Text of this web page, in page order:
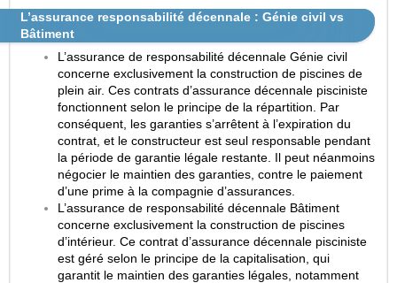
L’assurance responsabilité décennale : Génie civil vs
Bâtiment
L’assurance de responsabilité décennale Génie civil
concerne exclusivement la construction de piscines de
plein air. Ces contrats d’assurance décennale pisciniste
fonctionnent selon le principe de la répartition. Par
conséquent, les garanties s’arrêtent à l’expiration du
contrat, et le constructeur est seul responsable pendant
la période de garantie légale restante. Il peut néanmoins
négocier le maintien des garanties, contre le paiement
d’une prime à la compagnie d’assurances.
L’assurance de responsabilité décennale Bâtiment
concerne exclusivement la construction de piscines
d’intérieur. Ce contrat d’assurance décennale pisciniste
est géré selon le principe de la capitalisation, qui
garantit le maintien des garanties légales, notamment